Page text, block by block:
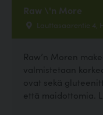
Raw \'n More
Lauttasaarentie 4,
Raw’n Moren
valmistetaan
ovat sekä
että maidottomia.